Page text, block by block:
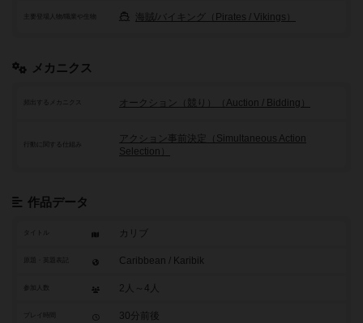
海賊/バイキング（Pirates / Vikings）
メカニクス
頻出するメカニクス オークション（競り）（Auction / Bidding）
行動に関する仕組み
アクション事前決定（Simultaneous Action
Selection）
作品データ
タイトル カリブ
Caribbean / Karibik
参加人数 2人～4人
30分前後